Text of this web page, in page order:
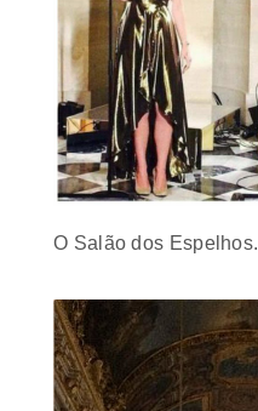
O Salão dos Espelhos.